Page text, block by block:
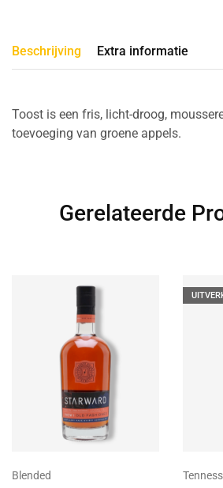
Beschrijving Extra informatie
Toost is een fris, licht-droog,
toevoeging van groene appels.
Gerelateerde
Blended